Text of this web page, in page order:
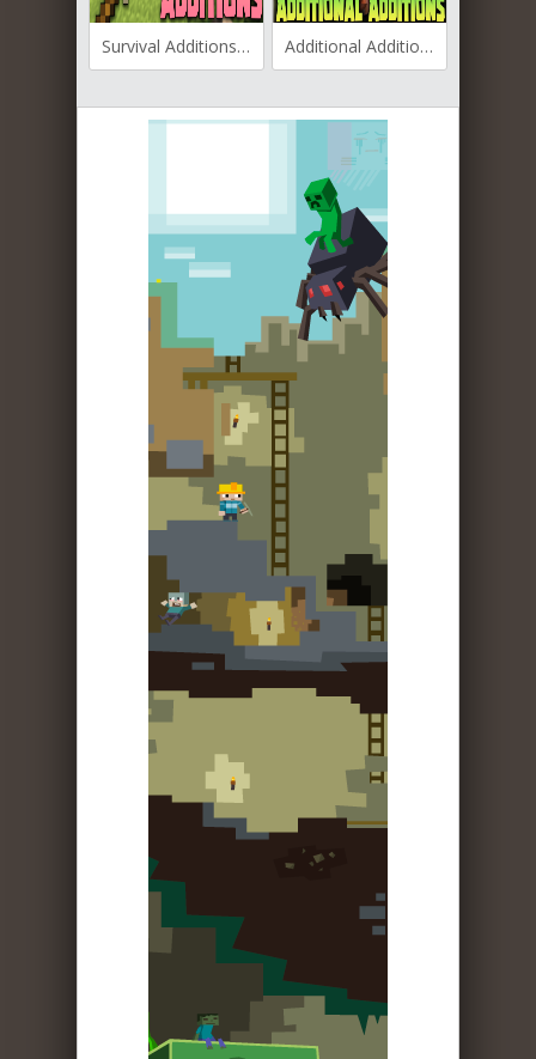
Survival Additions для Майнкрафт [1.16.5, 1.15.2, 1.14.4] Additional Additions для Майнкрафт [1.19.4, 1.19.3, 1.19.2]